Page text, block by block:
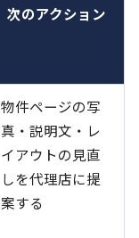
次のアクション
物件ページの写
真・説明文・レ
イアウトの見直
しを代理店に提
案する